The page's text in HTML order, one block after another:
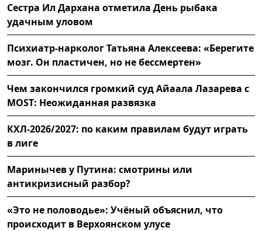
Сестра Ил Дархана отметила День рыбака
удачным уловом
Психиатр-нарколог Татьяна Алексеева: «Берегите
мозг. Он пластичен, но не бессмертен»
Чем закончился громкий суд Айаала Лазарева с
MOST: Неожиданная развязка
КХЛ-2026/2027: по каким правилам будут играть
в лиге
Маринычев у Путина: смотрины или
антикризисный разбор?
«Это не половодье»: Учёный объяснил, что
происходит в Верхоянском улусе